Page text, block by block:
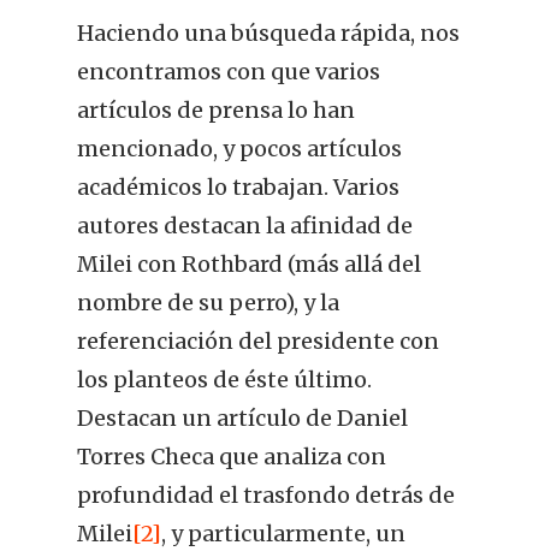
Haciendo una búsqueda rápida, nos
encontramos con que varios
artículos de prensa lo han
mencionado, y pocos artículos
académicos lo trabajan. Varios
autores destacan la afinidad de
Milei con Rothbard (más allá del
nombre de su perro), y la
referenciación del presidente con
los planteos de éste último.
Destacan un artículo de Daniel
Torres Checa que analiza con
profundidad el trasfondo detrás de
Milei[2], y particularmente, un